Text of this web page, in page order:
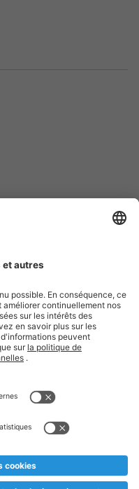
légales
et jusqu'à
nous serions
Recupel et TVA incl.
a été adoptée